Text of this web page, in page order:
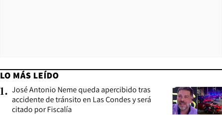
LO MÁS LEÍDO
1. José Antonio Neme queda apercibido tras
accidente de tránsito en Las Condes y será
citado por Fiscalía